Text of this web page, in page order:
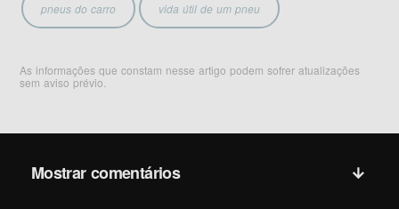
pneus do carro vida útil de um pneu
As informações que constam nesse artigo podem sofrer atualizações
sem aviso prévio.
Mostrar comentários